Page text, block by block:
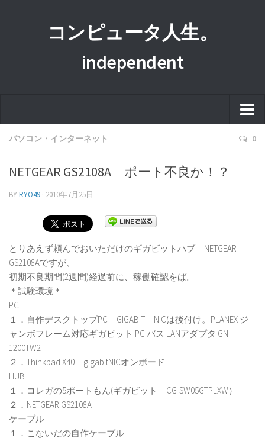
コンピュータ人生。
independent
ホーム
プライバシーポリシー
運営者情報
パソコン・インターネット 0
NETGEAR GS2108A ポート不良か！？
BYRYO49 · 2010年7月25日
とりあえず頼んでおいただけのギガビットハブ NETGEAR
GS2108Aですが、
初期不良期間(2週間)経過前に、稼働確認をば。
＊試験環境＊
PC
１．自作デスクトップPC GIGABIT NICは後付け。PLANEX ジ
ャンボフレーム対応ギガビット PCIバス LANアダプタ GN-
1200TW2
２．Thinkpad X40 gigabitNICオンボード
HUB
１．コレガの5ポートもん(ギガビット CG-SW05GTPLXW）
２．NETGEAR GS2108A
ケーブル
１．こないだの自作ケーブル